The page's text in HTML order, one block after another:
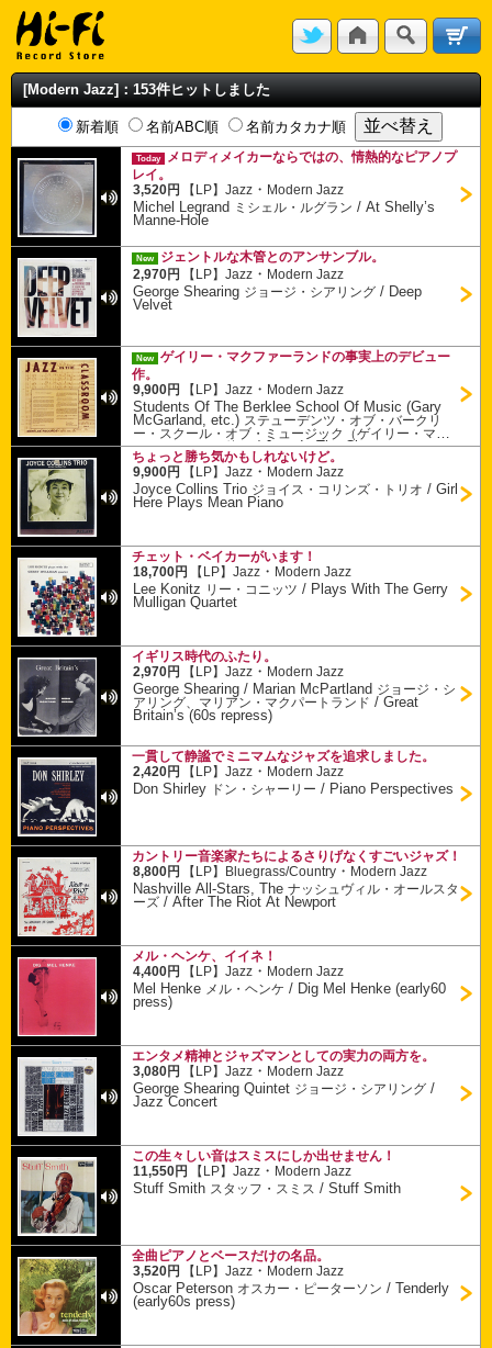
[Modern Jazz]：153件ヒットしました
新着順 名前ABC順 名前カタカナ順
Today
メロディメイカーならではの、情熱的なピアノプ
レイ。
3,520円
【LP】Jazz ・ Modern Jazz
Michel Legrand ミシェル・ルグラン /At Shelly’s
Manne-Hole
New
ジェントルな木管とのアンサンブル。
2,970円
【LP】Jazz ・ Modern Jazz
George Shearing ジョージ・シアリング / Deep
Velvet
New
ゲイリー・マクファーランドの事実上のデビュー
作。
9,900円
【LP】Jazz ・ Modern Jazz
Students Of The Berklee School Of Music (Gary
McGarland, etc.) ステューデンツ・オブ・バークリ
ー・スクール・オブ・ミュージック（ゲイリー・マク
ファーランド、他）/Jazz In The Classroom
Volume IV
ちょっと勝ち気かもしれないけど。
9,900円
【LP】Jazz ・ Modern Jazz
Joyce Collins Trio ジョイス・コリンズ・トリオ /Girl
Here Plays Mean Piano
チェット・ベイカーがいます！
18,700円
【LP】Jazz ・ Modern Jazz
Lee Konitz リー・コニッツ / Plays With The Gerry
Mulligan Quartet
イギリス時代のふたり。
2,970円
【LP】Jazz ・ Modern Jazz
George Shearing / Marian McPartland ジョージ・シ
アリング、マリアン・マクパートランド /Great
Britain’s (60s repress)
一貫して静謐でミニマムなジャズを追求しました。
2,420円
【LP】Jazz ・ Modern Jazz
Don Shirley ドン・シャーリー / Piano Perspectives
カントリー音楽家たちによるさりげなくすごいジャズ！
8,800円
【LP】 Bluegrass/Country ・ Modern Jazz
Nashville All-Stars, Theナッシュヴィル・オールスタ
ーズ /After The Riot At Newport
メル・ヘンケ、イイネ！
4,400円
【LP】Jazz ・ Modern Jazz
Mel Henke メル・ヘンケ / Dig Mel Henke (early60
press)
エンタメ精神とジャズマンとしての実力の両方を。
3,080円
【LP】Jazz ・ Modern Jazz
George Shearing Quintet ジョージ・シアリング /
Jazz Concert
この生々しい音はスミスにしか出せません！
11,550円
【LP】Jazz ・ Modern Jazz
Stuff Smith スタッフ・スミス /Stuff Smith
全曲ピアノとベースだけの名品。
3,520円
【LP】Jazz ・ Modern Jazz
Oscar Peterson オスカー・ピーターソン /Tenderly
(early60s press)